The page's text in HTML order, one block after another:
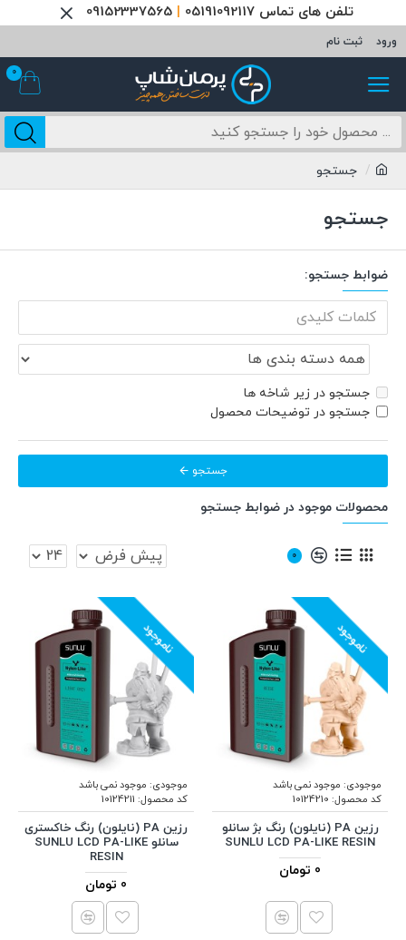
تلفن های تماس 05191092117 09152337565
ورود ثبت نام
0
جستجو
جستجو
ضوابط جستجو:
جستجو در زیر شاخه ها
جستجو در توضیحات محصول
جستجو
محصولات موجود در ضوابط جستجو
0
ناموجود
موجودی: موجود نمی باشد
کد محصول: 10124210
رزین PA (نایلون) رنگ بژ سانلو
SUNLU LCD PA-LIKE RESIN
0 تومان
ناموجود
موجودی: موجود نمی باشد
کد محصول: 10124211
رزین PA (نایلون) رنگ خاکستری
سانلو SUNLU LCD PA-LIKE
RESIN
0 تومان